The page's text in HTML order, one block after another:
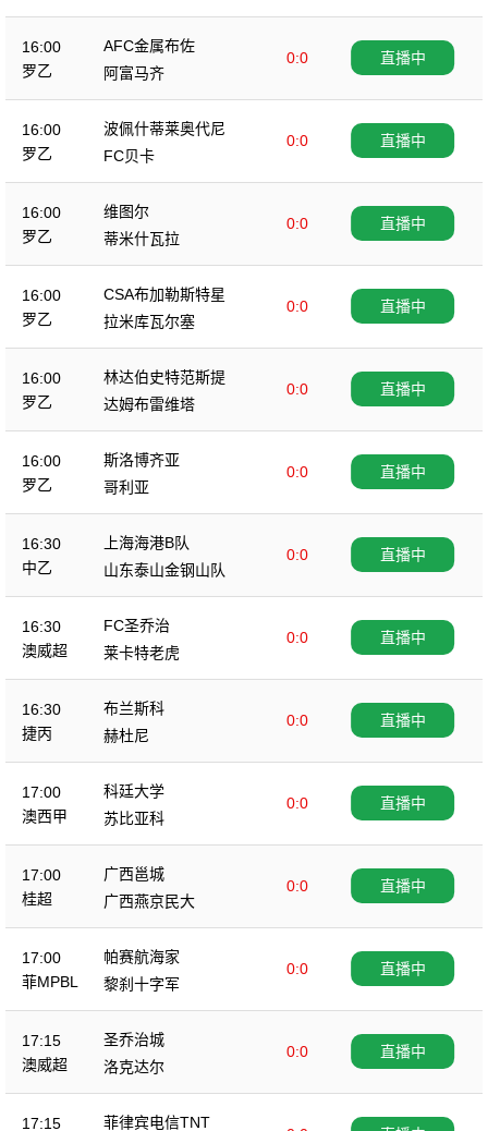
16:00
罗乙
AFC金属布佐
0:0
阿富马齐
直播中
16:00
罗乙
波佩什蒂莱奥代尼
0:0
FC贝卡
直播中
16:00
罗乙
维图尔
0:0
蒂米什瓦拉
直播中
16:00
罗乙
CSA布加勒斯特星
0:0
拉米库瓦尔塞
直播中
16:00
罗乙
林达伯史特范斯提
0:0
达姆布雷维塔
直播中
16:00
罗乙
斯洛博齐亚
0:0
哥利亚
直播中
16:30
中乙
上海海港B队
0:0
山东泰山金钢山队
直播中
16:30
澳威超
FC圣乔治
0:0
莱卡特老虎
直播中
16:30
捷丙
布兰斯科
0:0
赫杜尼
直播中
17:00
澳西甲
科廷大学
0:0
苏比亚科
直播中
17:00
桂超
广西邕城
0:0
广西燕京民大
直播中
17:00
菲MPBL
帕赛航海家
0:0
黎刹十字军
直播中
17:15
澳威超
圣乔治城
0:0
洛克达尔
直播中
17:15 菲律宾电信TNT